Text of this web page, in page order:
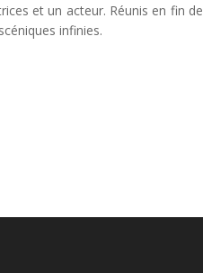
et un acteur. Réunis en fin de
infinies.